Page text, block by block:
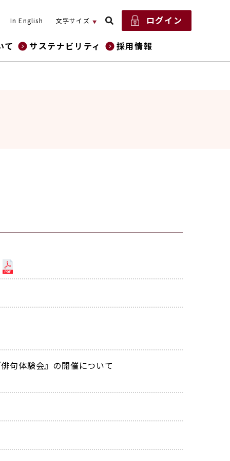
In English 文字サイズ ログイン
て サステナビリティ 採用情報
句体験会』の開催について